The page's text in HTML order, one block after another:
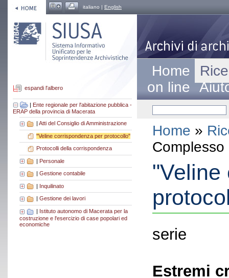
italiano | English
espandi l'albero
| Ente regionale per l'abitazione pubblica -
ERAP della provincia di Macerata
| Atti del Consiglio di Amministrazione
"Veline corrispondenza per protocollo"
Protocolli della corrispondenza
| Personale
Gestione contabile
| Inquilinato
Gestione dei lavori
| Istituto autonomo di Macerata per la
costruzione e l'esercizio di case popolari ed
economiche
Home
on line
Home »
"Veline
serie
Estremi